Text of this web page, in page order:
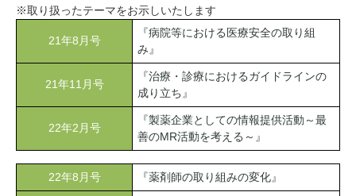
※取り扱ったテーマをお示しいたします
21年8月号
『病院等における医療安全の取り組
み』
21年11月号
『治療・診療におけるガイドラインの
成り立ち』
22年2月号
『製薬企業としての情報提供活動～最
善のMR活動を考える～』
22年8月号 『薬剤師の取り組みの変化』